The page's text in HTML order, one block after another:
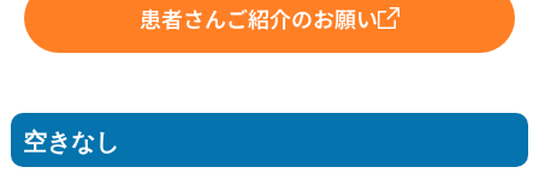
患者さんご紹介のお願い
空きなし